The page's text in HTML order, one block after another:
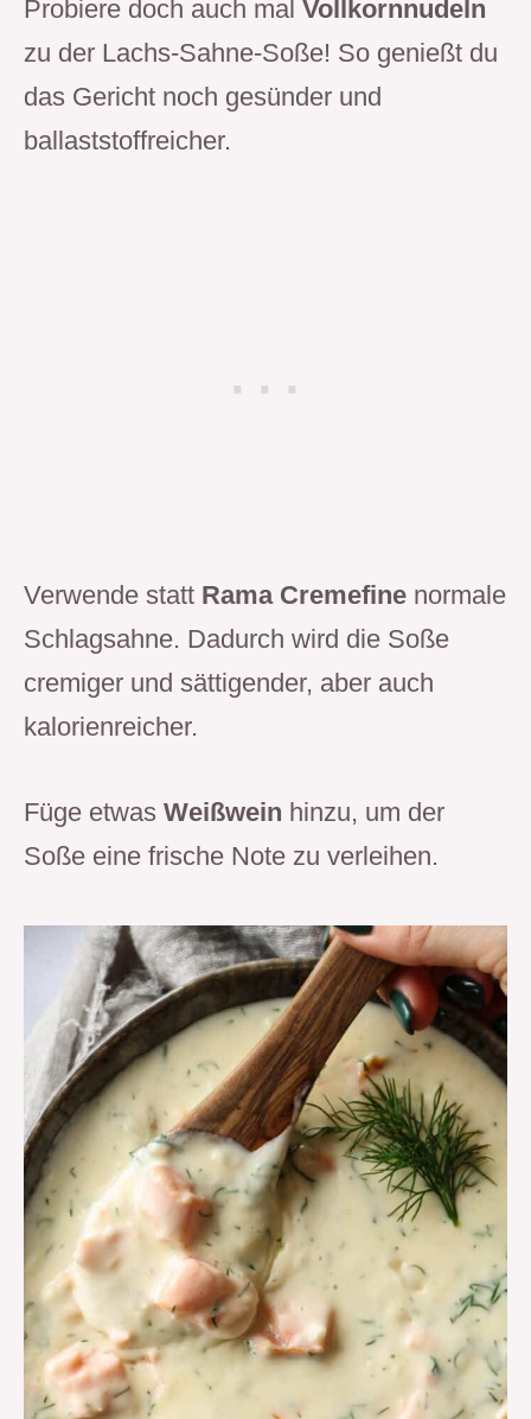
Probiere doch auch mal Vollkornnudeln
zu der Lachs-Sahne-Soße! So genießt du
das Gericht noch gesünder und
ballaststoffreicher.
Verwende statt Rama Cremefine normale
Schlagsahne. Dadurch wird die Soße
cremiger und sättigender, aber auch
kalorienreicher.
Füge etwas Weißwein hinzu, um der
Soße eine frische Note zu verleihen.